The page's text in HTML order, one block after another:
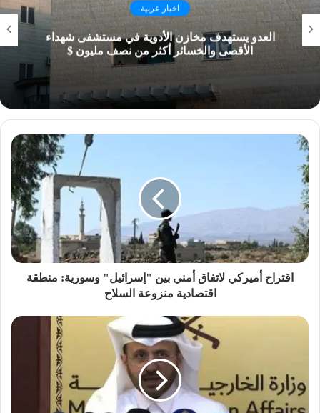
اخبار عربية
العدو يستهدف مخازن الأدوية في مستشفى شهداء
الأقصى والخسائر أكثر من نصف مليون $
اقتراح أميركي لاتفاق أمني بين "إسرائيل" وسورية: منطقة
اقتصادية منزوعة السلاح